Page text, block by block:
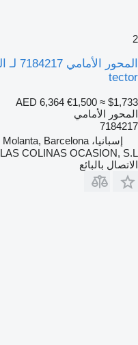
2
tector
AED 6,364 €1,500 ≈ $1,733
المحور الأمامي
7184217
إسبانيا، Sant Pere Molanta, Barcelona
LAS COLINAS OCASION, S.L.
الاتصال بالبائع